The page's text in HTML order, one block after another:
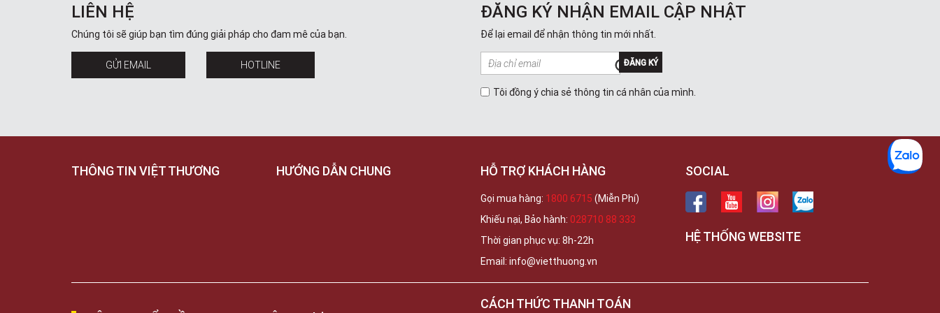
289 Vành Đai Trong, Phường An Lạc,
LIÊN HỆ
Chúng tôi sẽ giúp bạn tìm đúng giải pháp cho đam mê của bạn.
GỬI EMAIL HOTLINE
ĐĂNG KÝ NHẬN EMAIL CẬP NHẬT
Để lại email để nhận thông tin mới nhất.
ĐĂNG KÝ
Tôi đồng ý chia sẻ thông tin cá nhân của mình.
THÔNG TIN VIỆT THƯƠNG HƯỚNG DẪN CHUNG HỖ TRỢ KHÁCH HÀNG
Gọi mua hàng: 1800 6715 (Miễn Phí)
Khiếu nại, Bảo hành: 028710 88 333
Thời gian phục vụ: 8h-22h
Email: info@vietthuong.vn
SOCIAL
HỆ THỐNG WEBSITE
CÁCH THỨC THANH TOÁN